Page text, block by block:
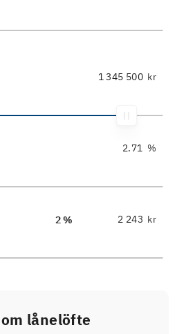
kr
%
2 % kr
lånelöfte